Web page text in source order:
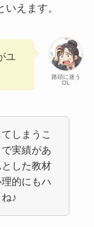
えます。
路頭に迷う
OL
ユ
しまうこ
実績があ
した教材
的にもハ
♪